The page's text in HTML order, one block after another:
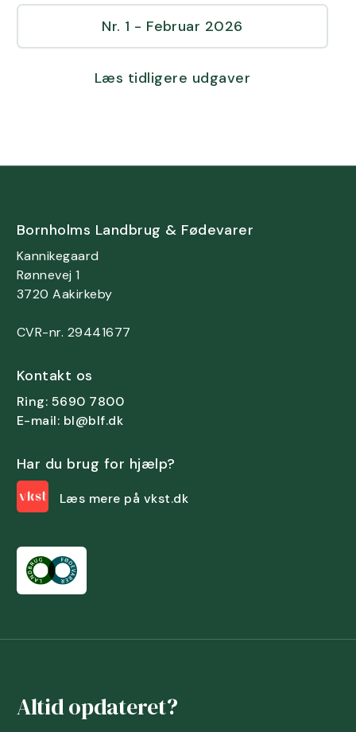
Nr. 1 - Februar 2026
Læs tidligere udgaver
Bornholms Landbrug & Fødevarer
Kannikegaard
Rønnevej 1
3720 Aakirkeby
CVR-nr. 29441677
Kontakt os
Ring: 5690 7800
E-mail: bl@blf.dk
Har du brug for hjælp?
Læs mere på vkst.dk
Altid opdateret?